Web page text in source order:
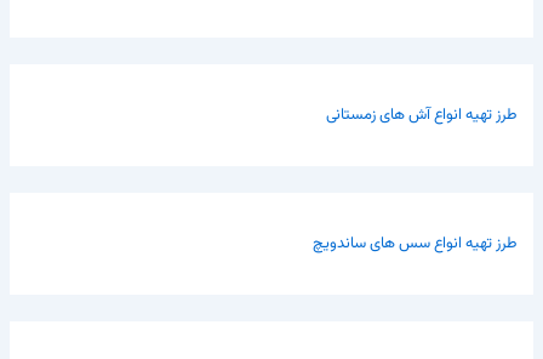
طرز تهیه انواع آش های زمستانی
طرز تهیه انواع سس های ساندویچ